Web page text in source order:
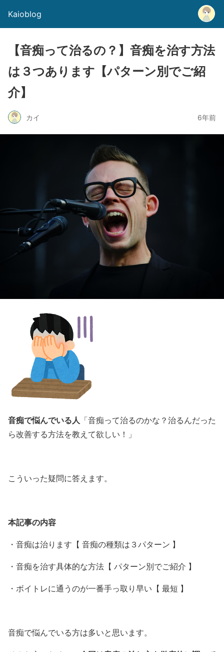
Kaioblog
【音痴って治るの？】音痴を治す方法
は３つあります【パターン別でご紹
介】
カイ 6年前
音痴で悩んでいる人 「音痴って治るのかな？治るんだった
ら改善する方法を教えて欲しい！」
こういった疑問に答えます。
本記事の内容
・音痴は治ります【 音痴の種類は３パターン 】
・音痴を治す具体的な方法【 パターン別でご紹介 】
・ボイトレに通うのが一番手っ取り早い【 最短 】
音痴で悩んでいる方は多いと思います。